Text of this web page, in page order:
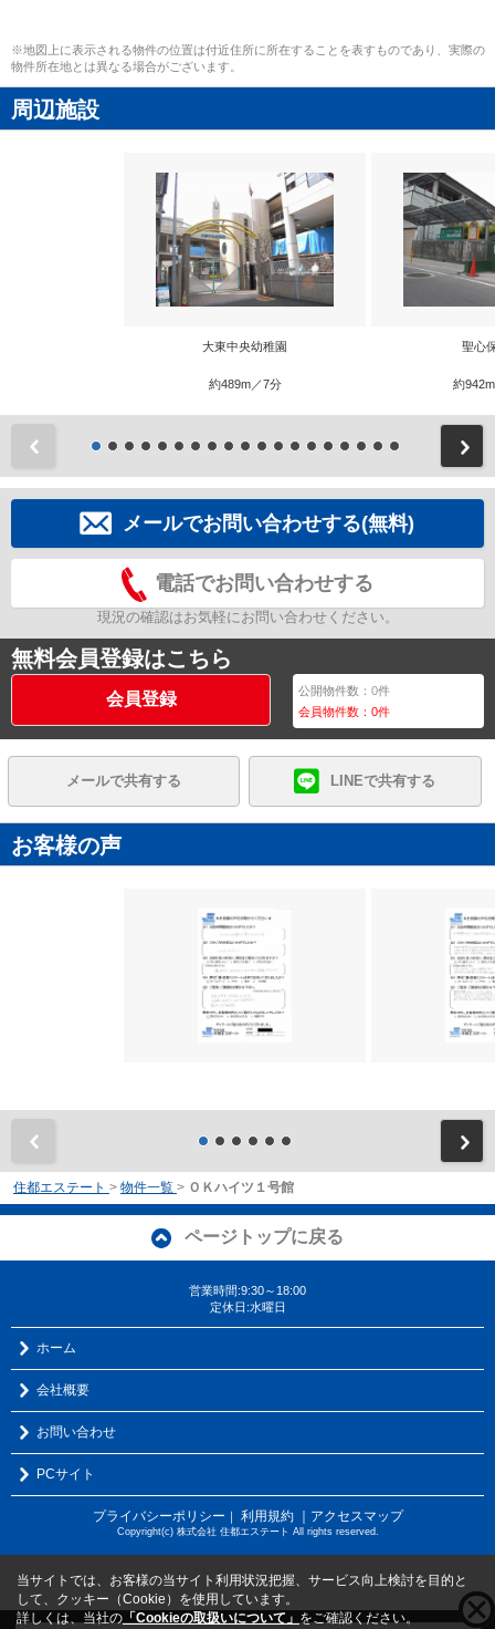
※地図上に表示される物件の位置は付近住所に所在することを表すものであり、実際の
物件所在地とは異なる場合がございます。
周辺施設
大東中央幼稚園
約489m／7分
聖心
約
メールでお問い合わせする(無料)
電話でお問い合わせする
現況の確認はお気軽にお問い合わせください。
無料会員登録はこちら
会員登録 公開物件数：0件
会員物件数：0件
メールで共有する LINEで共有する
お客様の声
住都エステート > 物件一覧 > ＯＫハイツ１号館
ページトップに戻る
営業時間:9:30～18:00
定休日:水曜日
ホーム
会社概要
お問い合わせ
PCサイト
プライバシーポリシー 利用規約 ｜アクセスマップ
Copyright(c) 株式会社 住都エステート All rights reserved.
当サイトでは、お客様の当サイト利用状況把握、サービス向上検討を目的と
して、クッキー（Cookie）を使用しています。
詳しくは、当社の 「Cookieの取扱いについて」 をご確認ください。